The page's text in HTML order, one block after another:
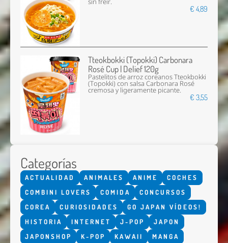
sin freír.
€ 4,89
Tteokbokki (Topokki) Carbonara
Rosé Cup | Delief 120g
Pastelitos de arroz coreanos Tteokbokki
(Topokki) con salsa Carbonara Rosé
cremosa y ligeramente picante.
€ 3,55
Categorías
ACTUALIDAD ANIMALES ANIME
COCHES
COMBINI LOVERS
COMIDA
CONCURSOS
COREA
CURIOSIDADES
GO JAPAN VÍDEOS!
HISTORIA
INTERNET J-POP
JAPON
JAPONSHOP
K-POP KAWAII MANGA